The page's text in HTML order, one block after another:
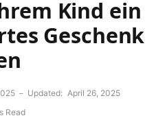
Kind ein
Geschenk
Updated: April 26, 2025
Read